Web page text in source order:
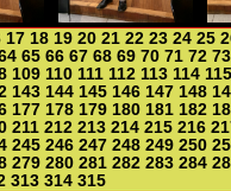
17 18 19 20 21 22 23 24 25
65 66 67 68 69 70 71 72 73
109 110 111 112 113 114 115
143 144 145 146 147 148
177 178 179 180 181 182
211 212 213 214 215 216
245 246 247 248 249 250
279 280 281 282 283 284
313 314 315